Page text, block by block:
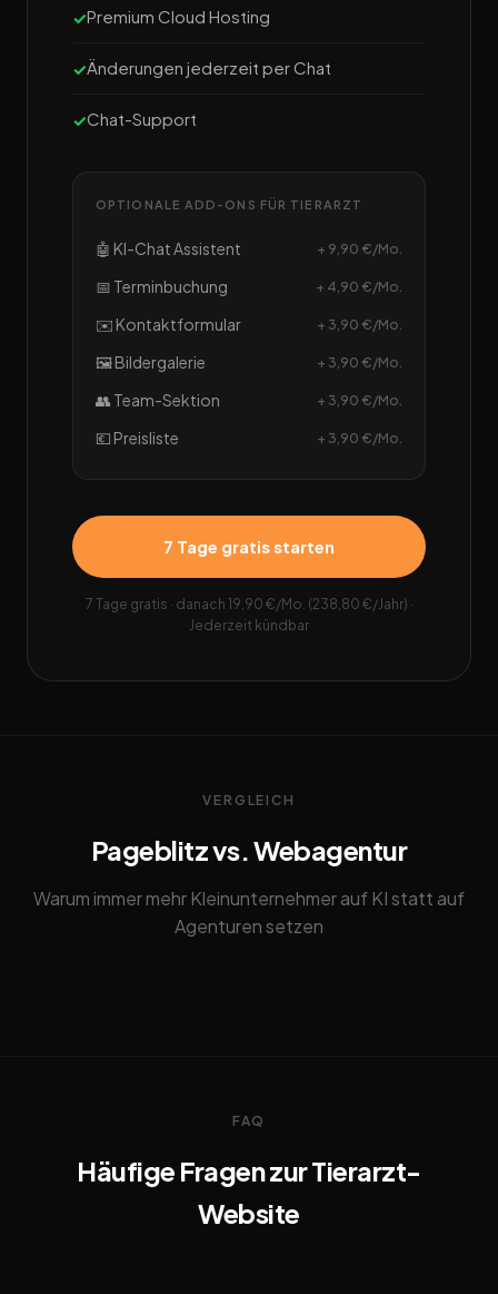
Premium Cloud Hosting
Änderungen jederzeit per Chat
Chat-Support
OPTIONALE ADD-ONS FÜR TIERARZT
🤖 KI-Chat Assistent + 9,90 €/Mo.
📅 Terminbuchung + 4,90 €/Mo.
✉️ Kontaktformular + 3,90 €/Mo.
🖼️ Bildergalerie + 3,90 €/Mo.
👥 Team-Sektion + 3,90 €/Mo.
💶 Preisliste + 3,90 €/Mo.
7 Tage gratis starten
7 Tage gratis · danach 19,90 €/Mo. (238,80 €/Jahr) ·
Jederzeit kündbar
VERGLEICH
Pageblitz vs. Webagentur
Warum immer mehr Kleinunternehmer auf KI statt auf
Agenturen setzen
FAQ
Häufige Fragen zur Tierarzt-
Website